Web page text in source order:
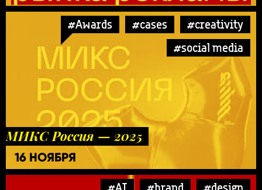
#Awards #cases
#creativity
#social media
МИКС Россия — 2025
16 НОЯБРЯ